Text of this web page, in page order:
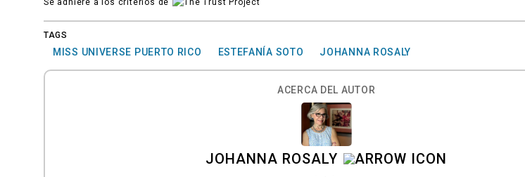
TAGS
MISS UNIVERSE PUERTO RICO ESTEFANÍA SOTO JOHANNA ROSALY
ACERCA DEL AUTOR
JOHANNA ROSALY